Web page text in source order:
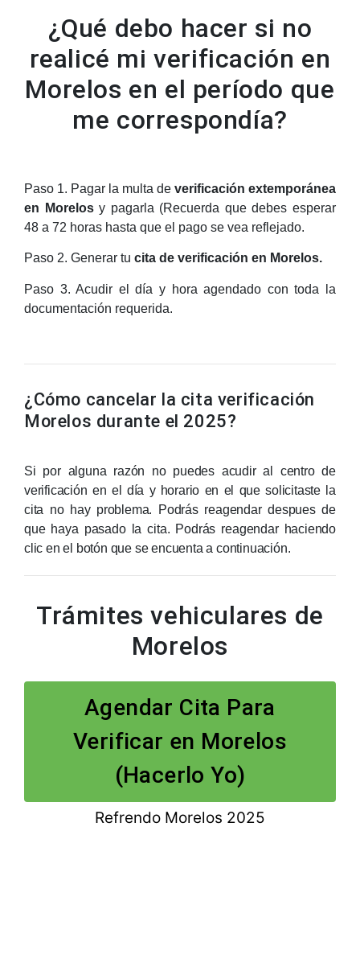
¿Qué debo hacer si no
realicé mi verificación en
Morelos en el período que
me correspondía?
Paso 1. Pagar la multa de verificación extemporánea
en Morelosy pagarla (Recuerda que debes esperar
48 a 72 horas hasta que el pago se vea reflejado.
Paso 2. Generar tu cita de verificación en Morelos.
Paso 3. Acudir el día y hora agendado con toda la
documentación requerida.
¿Cómo cancelar la cita verificación
Morelos durante el 2025?
Si por alguna razón no puedes acudir al centro de
verificación en el día y horario en el que solicitaste la
cita no hay problema. Podrás reagendar despues de
que haya pasado la cita. Podrás reagendar haciendo
clic en el botón que se encuenta a continuación.
Trámites vehiculares de
Morelos
Agendar Cita Para
Verificar en Morelos
(Hacerlo Yo)
Refrendo Morelos 2025